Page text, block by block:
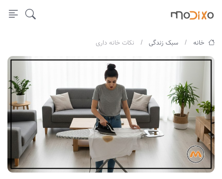
خانه سبک زندگی نکات خانه داری